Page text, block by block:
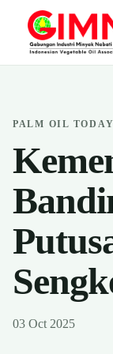
PALM OIL TODAY
03 Oct 2025